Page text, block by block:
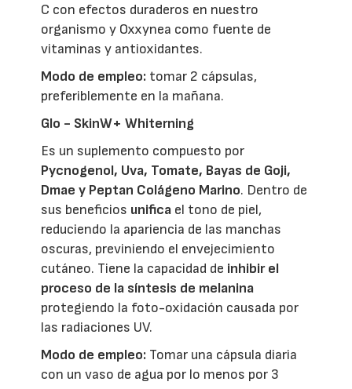
C con efectos duraderos en nuestro
organismo y Oxxynea como fuente de
vitaminas y antioxidantes.
Modo de empleo: tomar 2 cápsulas,
preferiblemente en la mañana.
Glo - SkinW+ Whiterning
Es un suplemento compuesto por
Pycnogenol, Uva, Tomate, Bayas de Goji,
Dmae y Peptan Colágeno Marino. Dentro de
sus beneficios unifica el tono de piel,
reduciendo la apariencia de las manchas
oscuras, previniendo el envejecimiento
cutáneo. Tiene la capacidad de inhibir el
proceso de la síntesis de melanina
protegiendo la foto-oxidación causada por
las radiaciones UV.
Modo de empleo: Tomar una cápsula diaria
con un vaso de agua por lo menos por 3